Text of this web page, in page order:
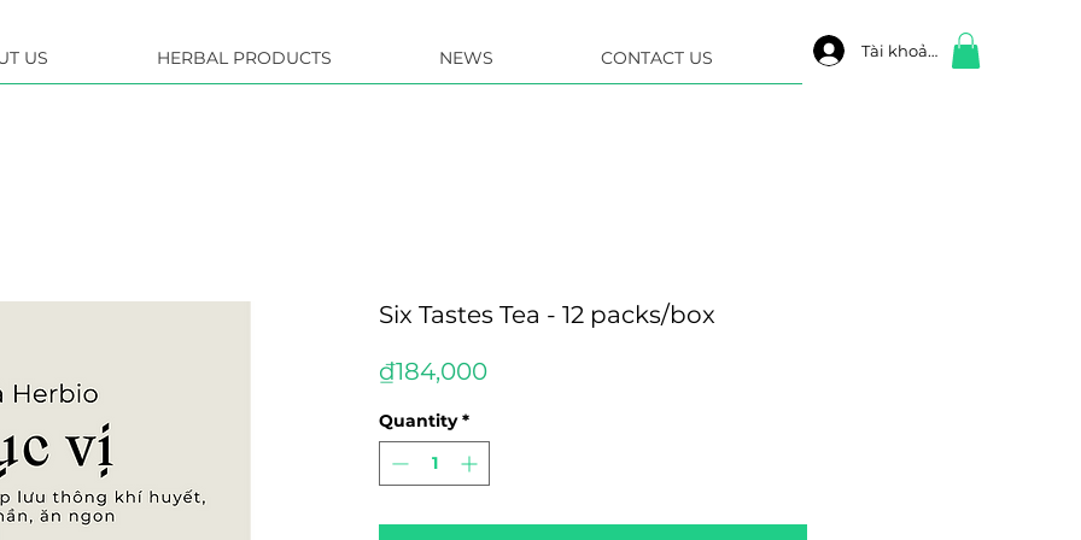
US HERBAL PRODUCTS NEWS CONTACT US Tài khoản
Six Tastes Tea - 12 packs/box
₫184,000Price
Quantity *